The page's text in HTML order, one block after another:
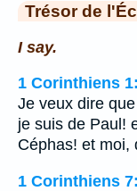
Trésor de
I say.
1 Corinthiens
Je veux dire
je suis de Paul!
Céphas! et moi,
1 Corinthiens